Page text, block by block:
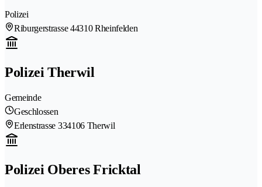
Polizei
Riburgerstrasse 44310 Rheinfelden
Polizei Therwil
Gemeinde
Geschlossen
Erlenstrasse 334106 Therwil
Polizei Oberes Fricktal